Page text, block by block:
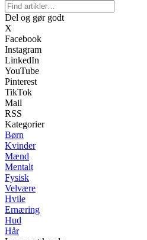
Del og gør godt
X
Facebook
Instagram
LinkedIn
YouTube
Pinterest
TikTok
Mail
RSS
Kategorier
Børn
Kvinder
Mænd
Mentalt
Fysisk
Velvære
Hvile
Ernæring
Hud
Hår